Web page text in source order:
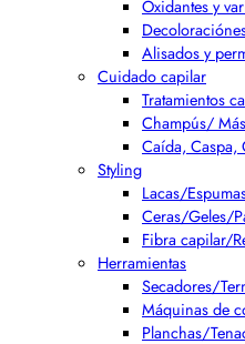
Oxidantes y
Alisados y
Cuidado capilar
Tratamientos
Champús/
Caída, Caspa,
Styling
Lacas/
Ceras/Geles/
Fibra capilar/
Herramientas
Secadores/
Máquinas de
Planchas/